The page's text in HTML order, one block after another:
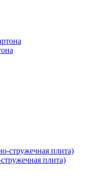
плита)